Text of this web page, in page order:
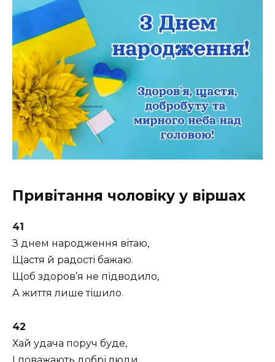
Привітання чоловіку у віршах
41
З днем народження вітаю,
Щастя й радості бажаю.
Щоб здоров’я не підводило,
А життя лише тішило.
42
Хай удача поруч буде,
І поважають добрі люди.